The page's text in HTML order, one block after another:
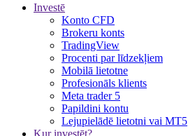
Investē
Konto CFD
Brokeru konts
TradingView
Procenti par līdzekļiem
Mobilā lietotne
Profesionāls klients
Meta trader 5
Papildini kontu
Lejupielādē lietotni vai MT5
Kur investēt?